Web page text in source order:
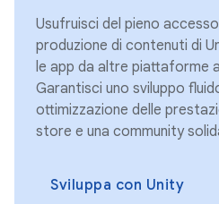
Usufruisci del pieno
produzione di contenuti di
le app da altre piattaforme
Garantisci uno sviluppo
ottimizzazione delle
store e una community
Sviluppa con Unity